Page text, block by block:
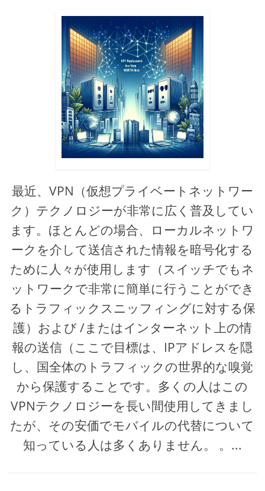
最近、VPN（仮想プライベートネットワー
ク）テクノロジーが非常に広く普及してい
ます。ほとんどの場合、ローカルネットワ
ークを介して送信された情報を暗号化する
ために人々が使用します（スイッチでもネ
ットワークで非常に簡単に行うことができ
るトラフィックスニッフィングに対する保
護）および /またはインターネット上の情
報の送信（ここで目標は、IPアドレスを隠
し、国全体のトラフィックの世界的な嗅覚
から保護することです。多くの人はこの
VPNテクノロジーを長い間使用してきまし
たが、その安価でモバイルの代替について
知っている人は多くありません。 。...